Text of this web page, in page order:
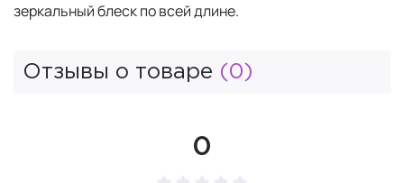
зеркальный блеск по всей длине.
Отзывы о товаре (0)
0